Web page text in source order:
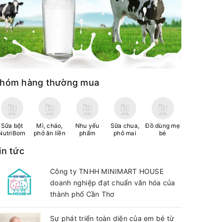
hàng thường mua
Sữa bột
Mì, cháo,
phở ăn liền
Nhu yếu
phẩm
Sữa chua,
phô mai
Đồ dùng mẹ
bé
tức
Công ty TNHH MINIMART HOUSE
doanh nghiệp đạt chuẩn văn hóa của
thành phố Cần Thơ
Sự phát triển toàn diện của em bé từ